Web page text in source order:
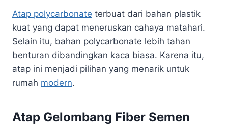
Atap polycarbonate terbuat dari bahan plastik
kuat yang dapat meneruskan cahaya matahari.
Selain itu, bahan polycarbonate lebih tahan
benturan dibandingkan kaca biasa. Karena itu,
atap ini menjadi pilihan yang menarik untuk
rumah modern.
Atap Gelombang Fiber Semen